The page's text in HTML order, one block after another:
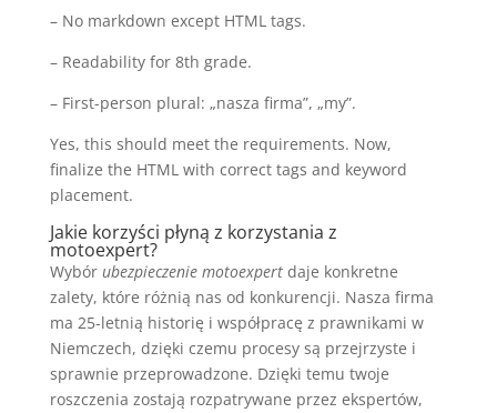
– No markdown except HTML tags.
– Readability for 8th grade.
– First-person plural: „nasza firma”, „my”.
Yes, this should meet the requirements. Now,
finalize the HTML with correct tags and keyword
placement.
Jakie korzyści płyną z korzystania z
motoexpert?
Wybór ubezpieczenie motoexpertdaje konkretne
zalety, które różnią nas od konkurencji. Nasza firma
ma 25-letnią historię i współpracę z prawnikami w
Niemczech, dzięki czemu procesy są przejrzyste i
sprawnie przeprowadzone. Dzięki temu twoje
roszczenia zostają rozpatrywane przez ekspertów,